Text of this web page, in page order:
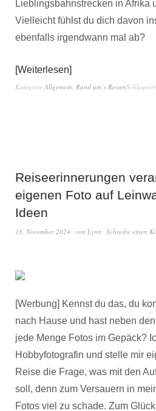
Lieblingsbahnstrecken in Afrika
Vielleicht fühlst du dich davon
ebenfalls irgendwann mal ab?
Weiterlesen
Kategorie Allgemein, Rund um´s Reisen
Reiseerinnerungen
eigenen Foto auf
Ideen
18. November 2024 von Lynn Schreibe einen
[Werbung] Kennst du das, du
nach Hause und hast neben
jede Menge Fotos im Gepäck?
Hobbyfotografin und stelle mir
Reise die Frage, was mit den
soll, denn zum Versauern in
Fotos viel zu schade. Zum